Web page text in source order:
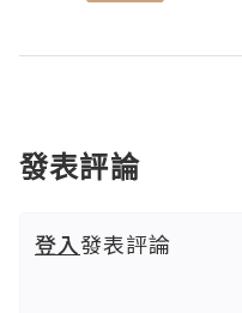
發表評論
登入發表評論